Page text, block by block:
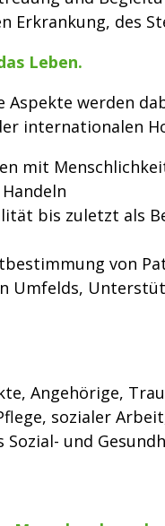
Erkrankung, des
Leben.
Aspekte werden
internationalen
mit
bis zuletzt als
von
Umfelds,
Angehörige,
sozialer
und